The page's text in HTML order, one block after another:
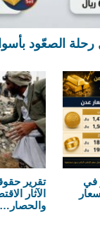
رحلة الصعّود
في
تقرير
الآثار
والحصار…